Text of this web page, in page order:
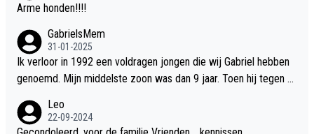
Arme honden!!!!
GabrielsMem
31-01-2025
Ik verloor in 1992 een voldragen jongen die wij Gabriel hebben
genoemd. Mijn middelste zoon was dan 9 jaar. Toen hij tegen d
verteld in Groningen. Ik gun Anouk en Douwe Bob hun rouw verd
riet en als ervaringsdeskundige heb ik zeker begrip hiervoor. Wa
Leo
22-09-2024